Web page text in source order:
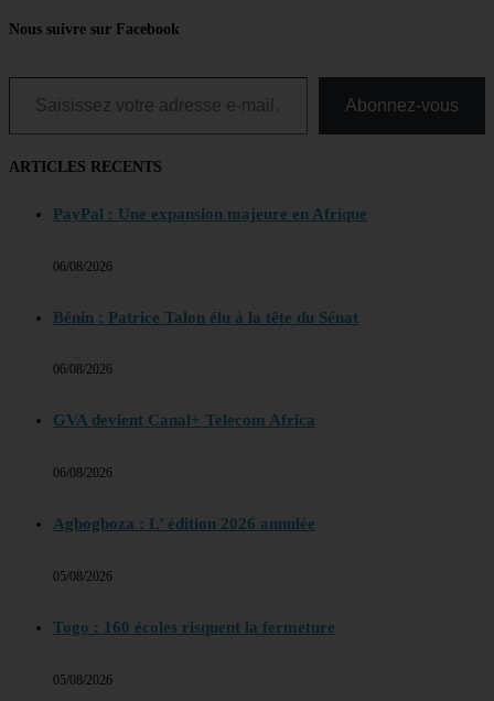
Nous suivre sur Facebook
Saisissez votre adresse e-mail…
Abonnez-vous
ARTICLES RECENTS
PayPal : Une expansion majeure en Afrique
06/08/2026
Bénin : Patrice Talon élu à la tête du Sénat
06/08/2026
GVA devient Canal+ Telecom Africa
06/08/2026
Agbogboza : L’ édition 2026 annulée
05/08/2026
Togo : 160 écoles risquent la fermeture
05/08/2026